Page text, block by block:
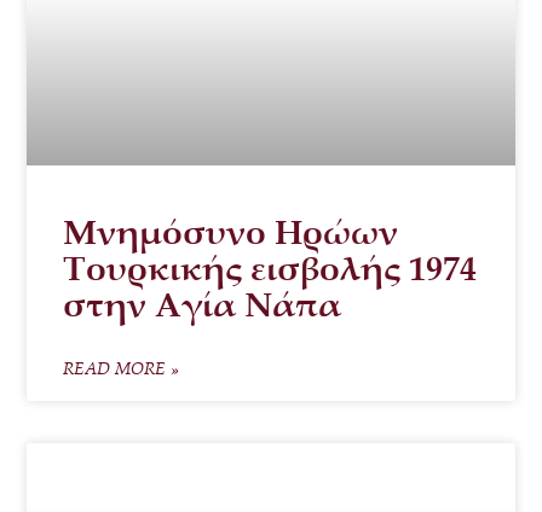
Μνημόσυνο Ηρώων
Τουρκικής εισβολής 1974
στην Αγία Νάπα
READ MORE »